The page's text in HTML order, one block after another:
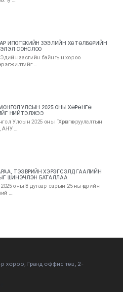
ИПОТЕКИЙН ЗЭЭЛИЙН ХӨТӨЛБӨРИЙН
СОНСЛОО
засгийн байнгын хороо
…
УЛСЫН 2025 ОНЫ ХӨРӨНГӨ
НИЙТЭЛЖЭЭ
Улсын 2025 оны “Хөрөнгө оруулалтын
АНУ …
ТЭЭВРИЙН ХЭРЭГСЭЛД ГААЛИЙН
ШИНЭЧЛЭН БАТАЛЛАА
оны 8 дугаар сарын 25-ны өдрийн
…
1-р хороо, Гранд оффис төв, 2-